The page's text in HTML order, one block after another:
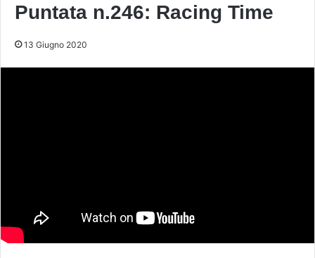
Puntata n.246: Racing Time
13 Giugno 2020